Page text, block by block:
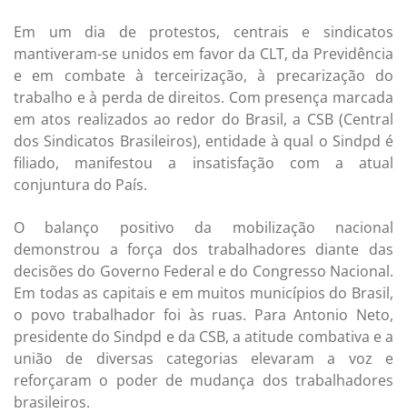
Em um dia de protestos, centrais e sindicatos
mantiveram-se unidos em favor da CLT, da Previdência
e em combate à terceirização, à precarização do
trabalho e à perda de direitos. Com presença marcada
em atos realizados ao redor do Brasil, a CSB (Central
dos Sindicatos Brasileiros), entidade à qual o Sindpd é
filiado, manifestou a insatisfação com a atual
conjuntura do País.
O balanço positivo da mobilização nacional
demonstrou a força dos trabalhadores diante das
decisões do Governo Federal e do Congresso Nacional.
Em todas as capitais e em muitos municípios do Brasil,
o povo trabalhador foi às ruas. Para Antonio Neto,
presidente do Sindpd e da CSB, a atitude combativa e a
união de diversas categorias elevaram a voz e
reforçaram o poder de mudança dos trabalhadores
brasileiros.